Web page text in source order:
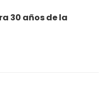
30 años de la